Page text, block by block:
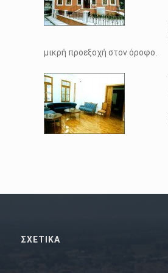
μικρή προεξοχή στον όροφο.
ΣΧΕΤΙΚΑ